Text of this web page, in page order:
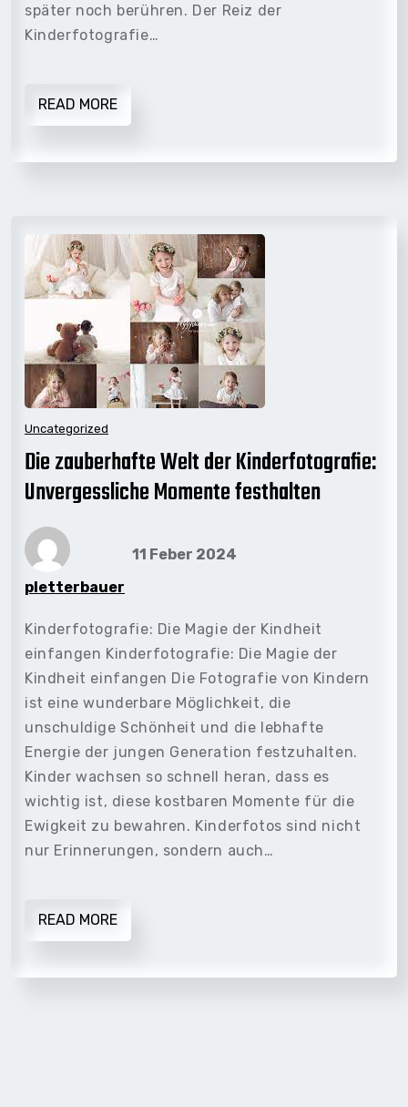
später noch berühren. Der Reiz der
Kinderfotografie…
READ MORE
Uncategorized
Die zauberhafte Welt der Kinderfotografie:
Unvergessliche Momente festhalten
pletterbauer
11 Feber 2024
Kinderfotografie: Die Magie der Kindheit
einfangen Kinderfotografie: Die Magie der
Kindheit einfangen Die Fotografie von Kindern
ist eine wunderbare Möglichkeit, die
unschuldige Schönheit und die lebhafte
Energie der jungen Generation festzuhalten.
Kinder wachsen so schnell heran, dass es
wichtig ist, diese kostbaren Momente für die
Ewigkeit zu bewahren. Kinderfotos sind nicht
nur Erinnerungen, sondern auch…
READ MORE